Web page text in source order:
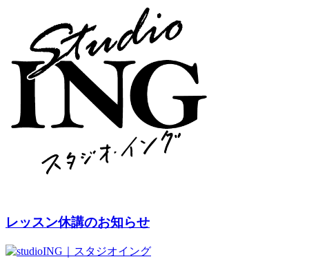
レッスン休講のお知らせ